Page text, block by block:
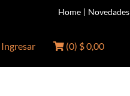
Home | Novedades
Ingresar (0) $ 0,00